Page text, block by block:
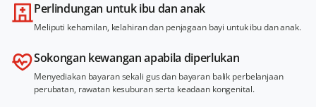
Perlindungan untuk ibu dan anak
Meliputi kehamilan, kelahiran dan penjagaan bayi untuk ibu dan anak.
Sokongan kewangan apabila diperlukan
Menyediakan bayaran sekali gus dan bayaran balik perbelanjaan
perubatan, rawatan kesuburan serta keadaan kongenital.